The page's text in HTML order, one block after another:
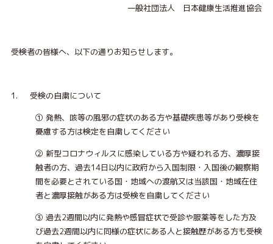
一般社団法人 日本健康生活推進協会
受検者の皆様へ、以下の通りお知らせします。
1. 受検の自粛について
① 発熱、咳等の風邪の症状のある方や基礎疾患等があり受検を
憂慮する方は検定を自粛してください
② 新型コロナウィルスに感染している方や疑われる方、濃厚接
触者の方、過去14日以内に政府から入国制限・入国後の観察期
間を必要とされている国・地域への渡航又は当該国・地域在住
者と濃厚接触がある方は受検を自粛してください
③ 過去2週間以内に発熱や感冒症状で受診や服薬等をした方及
び過去2週間以内に同様の症状にある人と接触歴がある方も受検